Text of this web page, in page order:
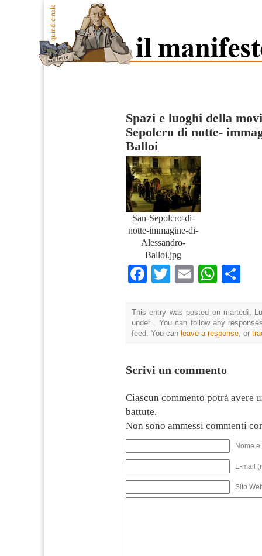
Spazi e luoghi della
Sepolcro di notte-
Balloi
San-Sepolcro-di-
notte-immagine-di-
Alessandro-
Balloi.jpg
Facebook
TwitterEmail
This entry was posted on martedì,
under . You can follow any
feed. You can leave a response, or
Scrivi un commento
Ciascun commento potrà avere
battute.
Non sono ammessi commenti
Nome
E-mail
Sito